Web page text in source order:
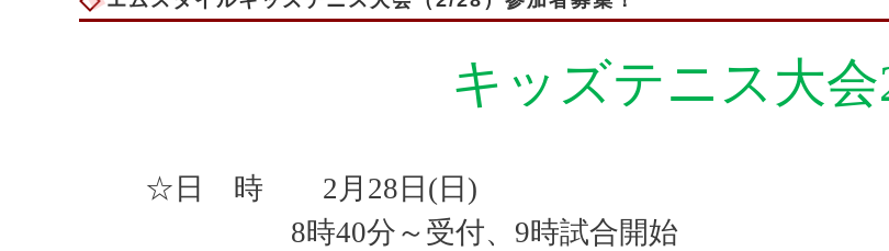
キッズテニス大会
☆日 時 2 月 28 日 ( 日 )
8時40分～受付、 9時試合開始